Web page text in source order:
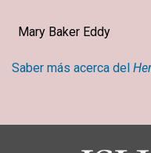
Mary Baker Eddy
Saber más acerca del